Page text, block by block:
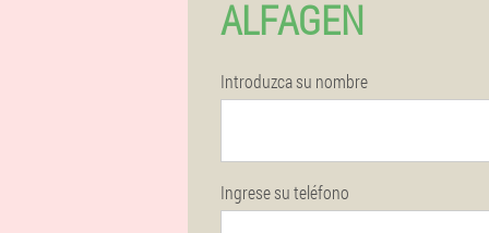
ALFAGEN
Introduzca su nombre
Ingrese su teléfono